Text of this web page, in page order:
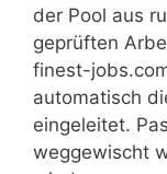
der Pool aus
geprüften
finest-
automatisch
eingeleitet.
weggewischt